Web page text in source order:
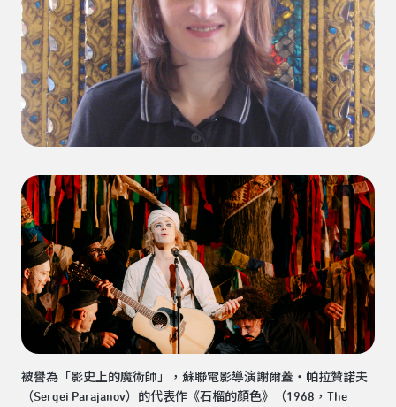
被譽為「影史上的魔術師」，蘇聯電影導演謝爾蓋‧帕拉贊諾夫
（Sergei Parajanov）的代表作《石榴的顏色》（1968，The